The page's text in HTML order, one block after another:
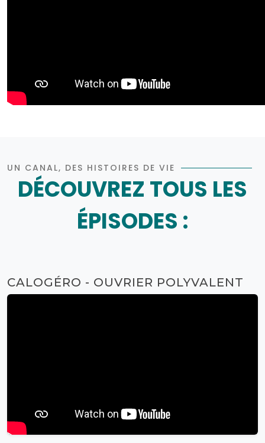
UN CANAL, DES HISTOIRES DE VIE
DÉCOUVREZ TOUS LES
ÉPISODES :
CALOGÉRO - OUVRIER POLYVALENT